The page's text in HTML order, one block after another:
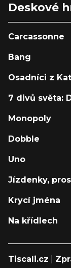
Deskové
Carcassonne
Bang
Osadníci z
7 divů světa:
Monopoly
Dobble
Uno
Jízdenky,
Krycí jména
Na křídlech
Tiscali.cz